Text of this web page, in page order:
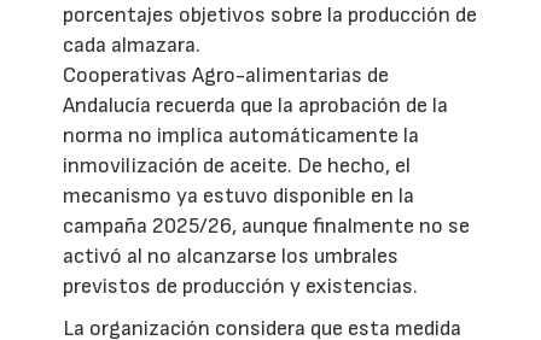
porcentajes objetivos sobre la producción de
cada almazara.
Cooperativas Agro-alimentarias de
Andalucía recuerda que la aprobación de la
norma no implica automáticamente la
inmovilización de aceite. De hecho, el
mecanismo ya estuvo disponible en la
campaña 2025/26, aunque finalmente no se
activó al no alcanzarse los umbrales
previstos de producción y existencias.
La organización considera que esta medida